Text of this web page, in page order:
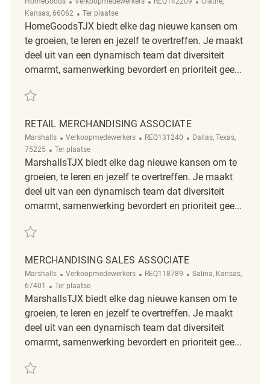
Kansas, 66062
Afgelegen
Ter plaatse
HomeGoodsTJX biedt elke dag nieuwe kansen om
te groeien, te leren en jezelf te overtreffen. Je maakt
deel uit van een dynamisch team dat diversiteit
omarmt, samenwerking bevordert en prioriteit gee...
Redden Retail Merchandising Supervisor REQ142209
RETAIL MERCHANDISING ASSOCIATE
Marshalls Categorie
Verkoopmedewerkers ReqId
REQ131240 Plaats
Dallas, Texas,
75225
Afgelegen
Ter plaatse
MarshallsTJX biedt elke dag nieuwe kansen om te
groeien, te leren en jezelf te overtreffen. Je maakt
deel uit van een dynamisch team dat diversiteit
omarmt, samenwerking bevordert en prioriteit gee...
Redden Retail Merchandising Associate REQ131240
MERCHANDISING SALES ASSOCIATE
Marshalls Categorie
Verkoopmedewerkers ReqId
REQ118789 Plaats
Salina, Kansas,
67401
Afgelegen
Ter plaatse
MarshallsTJX biedt elke dag nieuwe kansen om te
groeien, te leren en jezelf te overtreffen. Je maakt
deel uit van een dynamisch team dat diversiteit
omarmt, samenwerking bevordert en prioriteit gee...
Redden merchandising sales associate REQ118789